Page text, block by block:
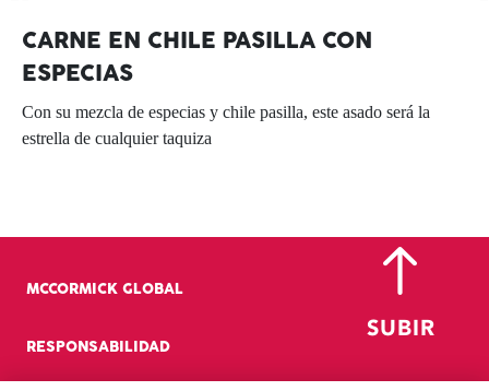
CARNE EN CHILE PASILLA CON
ESPECIAS
Con su mezcla de especias y chile pasilla, este asado será la
estrella de cualquier taquiza
MCCORMICK GLOBAL
RESPONSABILIDAD